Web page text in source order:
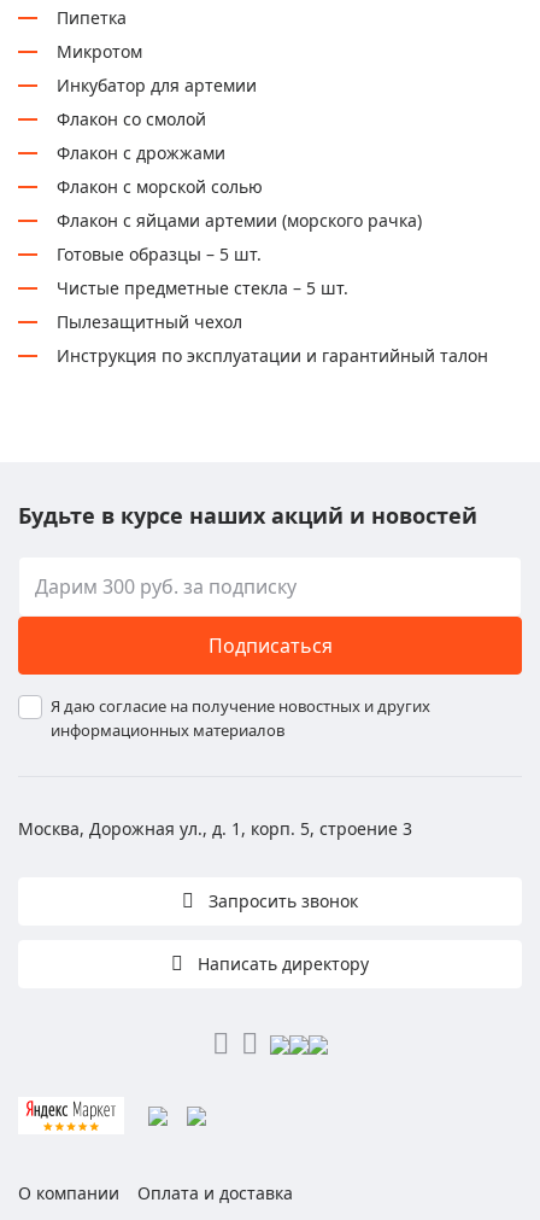
Пипетка
Микротом
Инкубатор для артемии
Флакон со смолой
Флакон с дрожжами
Флакон с морской солью
Флакон с яйцами артемии (морского рачка)
Готовые образцы – 5 шт.
Чистые предметные стекла – 5 шт.
Пылезащитный чехол
Инструкция по эксплуатации и гарантийный талон
Будьте в курсе наших акций и новостей
Подписаться
Я даю согласие на получение новостных и других
информационных материалов
Москва, Дорожная ул., д. 1, корп. 5, строение 3
Запросить звонок
Написать директору
О компании Оплата и доставка